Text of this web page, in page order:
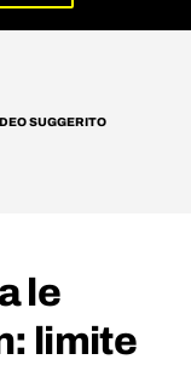
SUGGERITO
le
limite